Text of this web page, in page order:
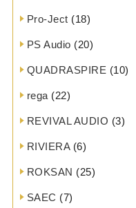
Pro-Ject (18)
PS Audio (20)
QUADRASPIRE (10)
rega (22)
REVIVAL AUDIO (3)
RIVIERA(6)
ROKSAN (25)
SAEC (7)